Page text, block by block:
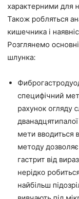
характерними для
Також робляться
кишечника і
Розглянемо
шлунка:
специфічний
рахунок огляду
мети вводиться
методу дозволяє
гастрит від
нерідко
найбільш